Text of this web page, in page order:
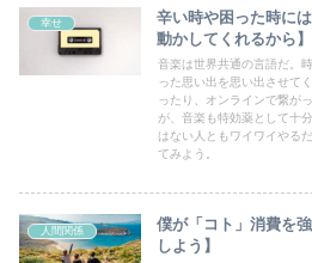
幸せ
辛い時や困った時に
動かしてくれるから】
音楽は世界共通の言語だ。
った思い出を思い出させて
ったり、オンラインで繋が
が、音楽も特効薬として十
はない人ともワイワイやる
てみよう。
人間関係
僕が「コト」消費を
しよう】